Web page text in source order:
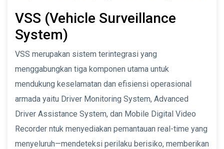
VSS (Vehicle Surveillance
System)
VSS merupakan sistem terintegrasi yang
menggabungkan tiga komponen utama untuk
mendukung keselamatan dan efisiensi operasional
armada yaitu Driver Monitoring System, Advanced
Driver Assistance System, dan Mobile Digital Video
Recorder ntuk menyediakan pemantauan real-time yang
menyeluruh—mendeteksi perilaku berisiko, memberikan